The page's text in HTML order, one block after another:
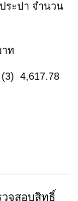
ระปา จำนวน
ท
4,617.78
ข่าวเชียงราย
วจสอบสิทธิ์